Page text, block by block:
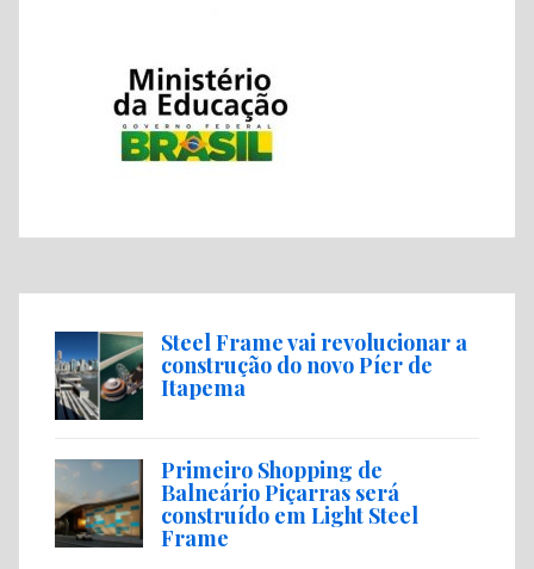
Steel Frame vai revolucionar a
construção do novo Píer de
Itapema
Primeiro Shopping de
Balneário Piçarras será
construído em Light Steel
Frame